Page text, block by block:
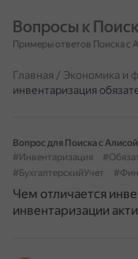
Вопросы к
Примеры ответов Поиска с
Главная / Экономика и
инвентаризация
Вопрос для Поиска с Алисой
#Инвентаризация
#БухгалтерскийУчет
Чем отличается
инвентаризации